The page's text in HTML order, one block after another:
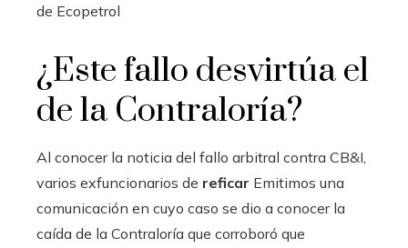
de Ecopetrol
¿Este fallo desvirtúa el
de la Contraloría?
Al conocer la noticia del fallo arbitral contra CB&I,
varios exfuncionarios de reficar Emitimos una
comunicación en cuyo caso se dio a conocer la
caída de la Contraloría que corroboró que